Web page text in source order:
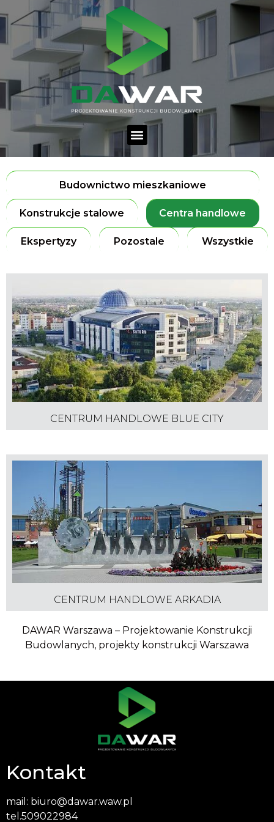
Budownictwo mieszkaniowe
Konstrukcje stalowe Centra handlowe
Ekspertyzy Pozostale Wszystkie
CENTRUM HANDLOWE BLUE CITY
CENTRUM HANDLOWE ARKADIA
DAWAR Warszawa – Projektowanie Konstrukcji
Budowlanych, projekty konstrukcji Warszawa
Kontakt
mail: biuro@dawar.waw.pl
tel.509022984